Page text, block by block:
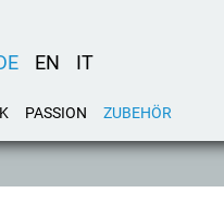
EN IT
PASSION ZUBEHÖR